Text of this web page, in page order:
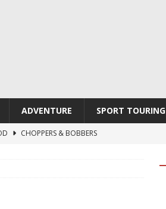
ADVENTURE SPORT TOURING
CHOPPERS & BOBBERS